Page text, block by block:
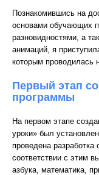
Познакомившись на
основами обучающих
разновидностями, а
анимаций, я
которым проводилась
Первый этап
программы
На первом этапе
уроки» был
проведена
соответствии с этим
азбука, математика,